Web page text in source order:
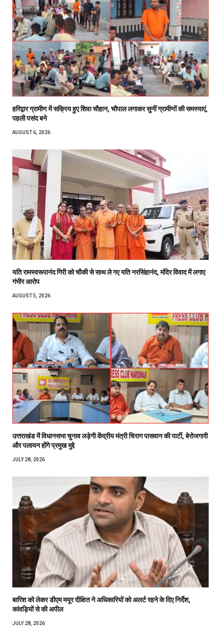
हरिद्वार ग्रामीण में सक्रिय हुए शिवा चौहान, चौपाल लगाकर सुनीं ग्रामीणों की समस्याएं,
पहली पसंद बने
AUGUST 6, 2026
यति रामस्वरूपानंद गिरी को चौकी से साथ ले गए यति नरसिंहानंद, मंदिर विवाद में लगाए
गंभीर आरोप
AUGUST 5, 2026
उत्तराखंड में विधानसभा चुनाव लड़ेगी केंद्रीय मंत्री चिराग पासवान की पार्टी, बेरोजगारी
और पलायन होंगे प्रमुख मुद्दे
JULY 28, 2026
बारिश को लेकर डीएम मयूर दीक्षित ने अधिकारियों को अलर्ट रहने के दिए निर्देश,
कांवड़ियों से की अपील
JULY 28, 2026